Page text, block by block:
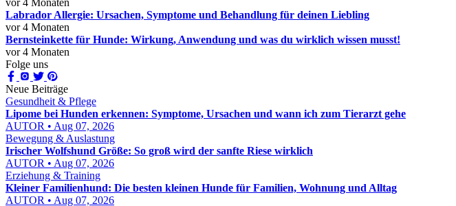
vor 4 Monaten
Labrador Allergie: Ursachen, Symptome und Behandlung für deinen Liebling
vor 4 Monaten
Bernsteinkette für Hunde: Wirkung, Anwendung und was du wirklich wissen musst!
vor 4 Monaten
Folge uns
Neue Beiträge
Gesundheit & Pflege
Lipome bei Hunden erkennen: Symptome, Ursachen und wann ich zum Tierarzt gehe
AUTOR • Aug 07, 2026
Bewegung & Auslastung
Irischer Wolfshund Größe: So groß wird der sanfte Riese wirklich
AUTOR • Aug 07, 2026
Erziehung & Training
Kleiner Familienhund: Die besten kleinen Hunde für Familien, Wohnung und Alltag
AUTOR • Aug 07, 2026